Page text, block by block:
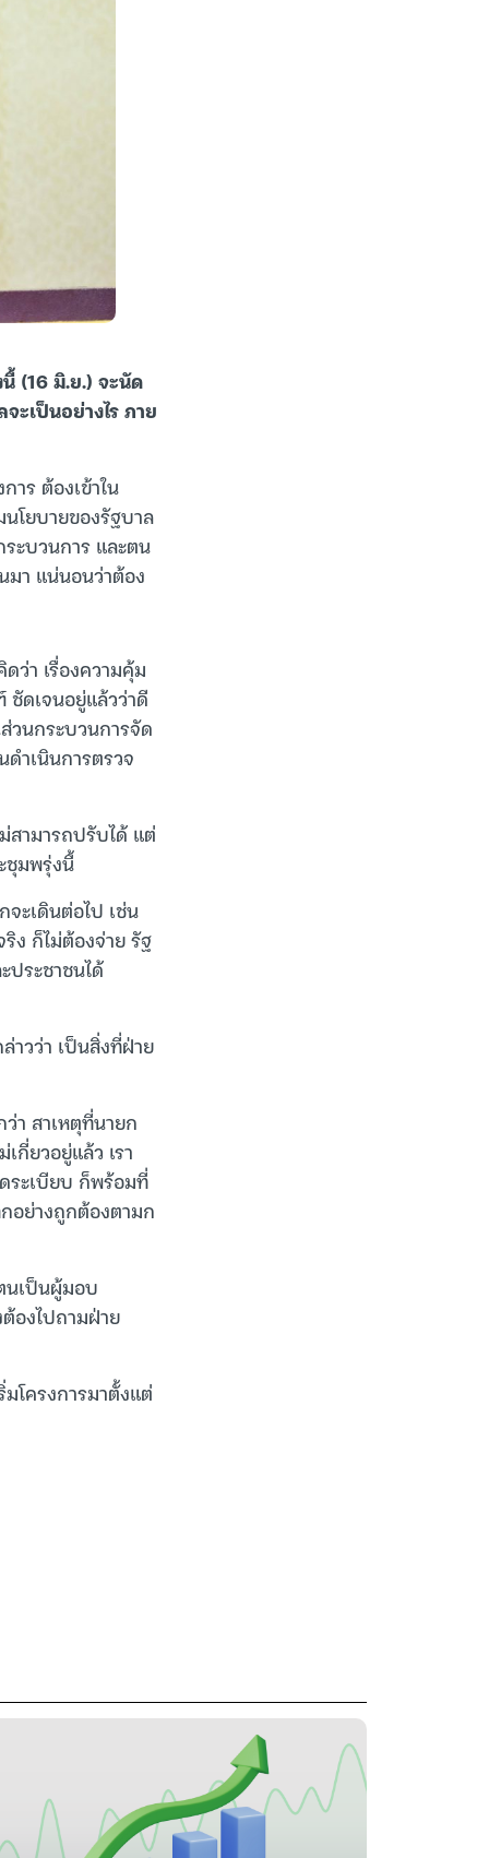
(16 มิ.ย.) จะนัด
ะเป็นอย่างไร ภาย
าร ต้องเข้าใน
โยบายของรัฐบาล
ะบวนการ และตน
มา แน่นอนว่าต้อง
ว่า เรื่องความคุ้ม
ดเจนอยู่แล้วว่าดี
วนกระบวนการจัด
ำเนินการตรวจ
สามารถปรับได้ แต่
ชุมพรุ่งนี้
ะเดินต่อไป เช่น
ง ก็ไม่ต้องจ่าย รัฐ
ประชาชนได้
าวว่า เป็นสิ่งที่ฝ่าย
า สาเหตุที่นายก
กี่ยวอยู่แล้ว เรา
ระเบียบ ก็พร้อมที่
อย่างถูกต้องตามก
นเป็นผู้มอบ
องไปถามฝ่าย
โครงการมาตั้งแต่